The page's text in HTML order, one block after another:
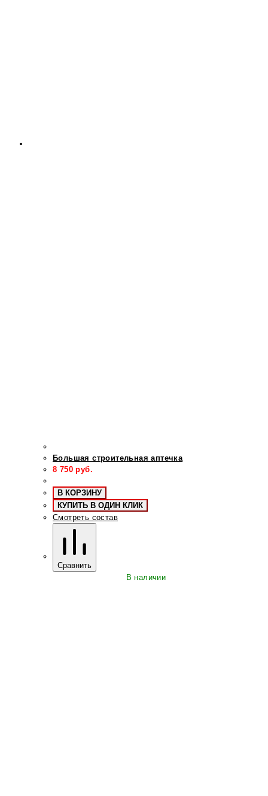
Большая строительная аптечка
8 750 руб.
В КОРЗИНУ
КУПИТЬ В ОДИН КЛИК
Смотреть состав
Сравнить
В наличии